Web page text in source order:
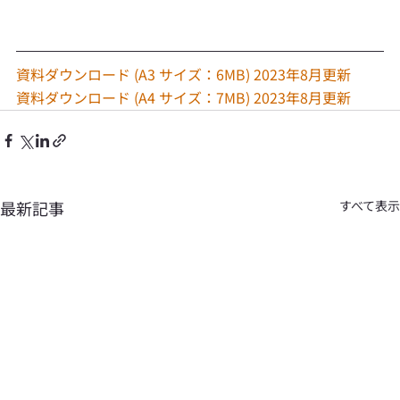
資料ダウンロード (A3 サイズ：6MB) 2023年8月更新
資料ダウンロード (A4 サイズ：7MB) 2023年8月更新
最新記事 すべて表示